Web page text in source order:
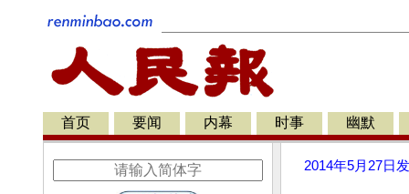
首页 要闻 内幕 时事 幽默
2014年5月27日